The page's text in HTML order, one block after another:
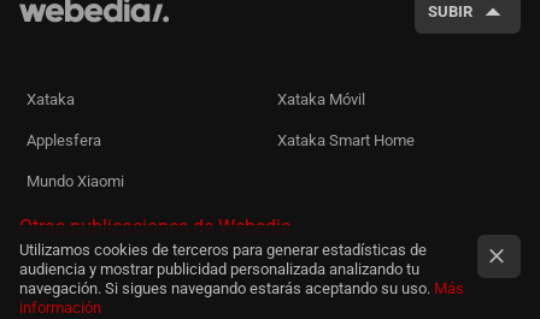
SUBIR
Xataka Xataka Móvil
Applesfera Xataka Smart Home
Mundo Xiaomi
Otras publicaciones de Webedia
Utilizamos cookies de terceros para generar estadísticas de
audiencia y mostrar publicidad personalizada analizando tu
navegación. Si sigues navegando estarás aceptando su uso. Más
información